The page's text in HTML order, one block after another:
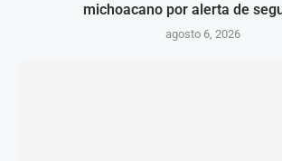
michoacano por alerta de
agosto 6, 2026